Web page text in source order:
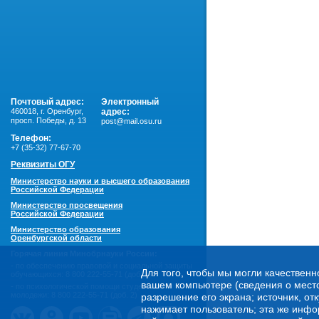
Для того, чтобы мы могли
вашем компьютере (сведения о
разрешение его экрана; источник,
нажимает пользователь; эта же
Почтовый адрес:
460018 г. Оренбург,
просп. Победы, д. 13
Электронный
адрес:
post@mail.osu.ru
Телефон:
+7 (35-32) 77-67-70
Реквизиты ОГУ
Министерство науки и высшего образования
Российской Федерации
Министерство просвещения
Российской Федерации
Министерство образования
Оренбургской области
8 800 222-55-71 (доб. 1)
- по психологической помощи студенческой